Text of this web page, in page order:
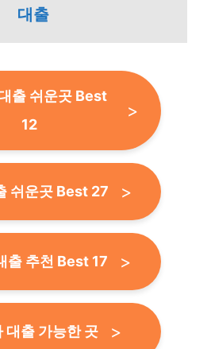
대출
출 쉬운곳 Best
12
쉬운곳 Best 27
출 추천 Best 17
대출 가능한 곳